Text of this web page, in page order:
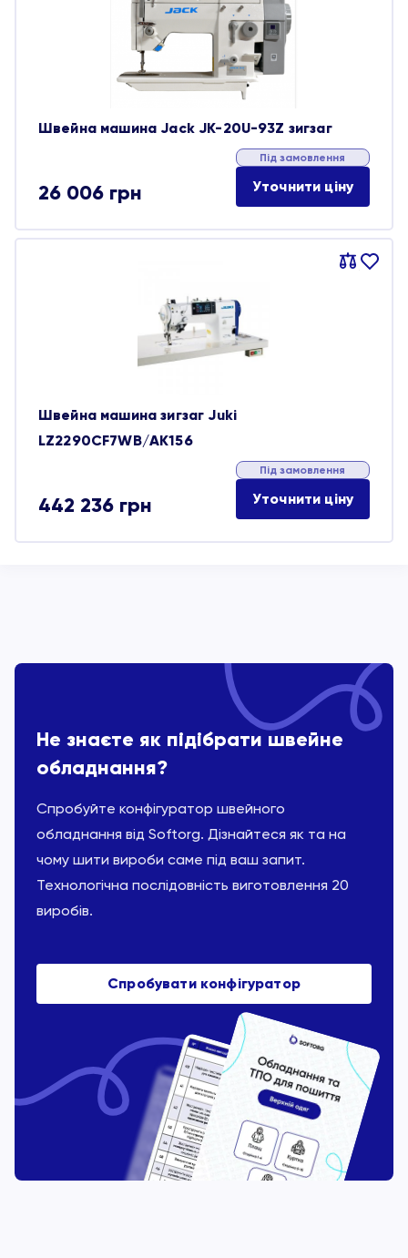
Швейна машина Jack JK-20U-93Z зигзаг
26 006 грн
Під замовлення
Уточнити ціну
Порівняти
В
Швейна машина зигзаг Juki
LZ2290CF7WB/AK156
442 236 грн
Під замовлення
Уточнити ціну
Не знаєте як підібрати швейне
обладнання?
Спробуйте конфігуратор швейного
обладнання від Softorg. Дізнайтеся як та на
чому шити вироби саме під ваш запит.
Технологічна послідовність виготовлення 20
виробів.
Спробувати конфігуратор